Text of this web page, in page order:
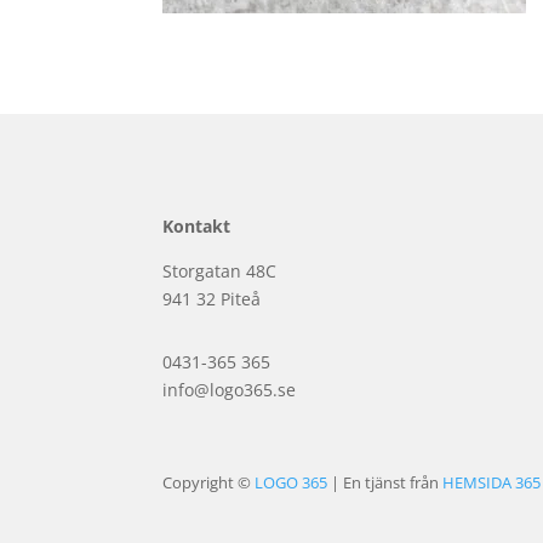
Kontakt
Storgatan 48C
941 32 Piteå
0431-365 365
info@logo365.se
Copyright © LOGO 365 | En tjänst från HEMSIDA 365